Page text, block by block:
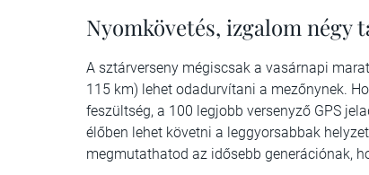
Nyomkövetés, izgalom négy
A sztárverseny mégiscsak a vasárnapi
115 km) lehet odadurvítani a mezőnynek.
feszültség, a 100 legjobb versenyző GPS
élőben lehet követni a leggyorsabbak
megmutathatod az idősebb generációnak,